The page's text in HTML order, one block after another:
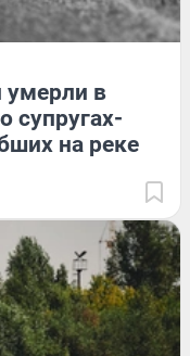
умерли в
супругах-
на реке